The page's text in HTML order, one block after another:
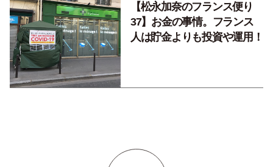
【松永加奈のフランス便り
37】お金の事情。フランス
人は貯金よりも投資や運用！